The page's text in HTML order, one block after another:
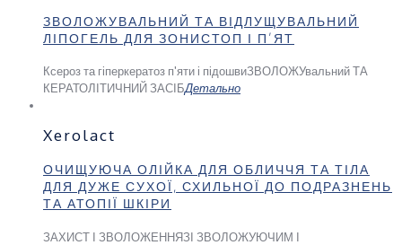
ЗВОЛОЖУВАЛЬНИЙ ТА ВІДЛУЩУВАЛЬНИЙ
ЛІПОГЕЛЬ ДЛЯ ЗОНИСТОП І П’ЯТ
Ксероз та гіперкератоз п'яти і підошвиЗВОЛОЖУвальний ТА
КЕРАТОЛІТИЧНИЙ ЗАСІБДетально
Xerolact
ОЧИЩУЮЧА ОЛІЙКА ДЛЯ ОБЛИЧЧЯ ТА ТІЛА
ДЛЯ ДУЖЕ СУХОЇ, СХИЛЬНОЇ ДО ПОДРАЗНЕНЬ
ТА АТОПІЇ ШКІРИ
ЗАХИСТ І ЗВОЛОЖЕННЯЗІ ЗВОЛОЖУЮЧИМ І